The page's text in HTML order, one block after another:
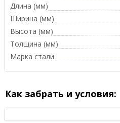
Длина (мм)
Ширина (мм)
Высота (мм)
Толщина (мм)
Марка стали
Как забрать и условия: